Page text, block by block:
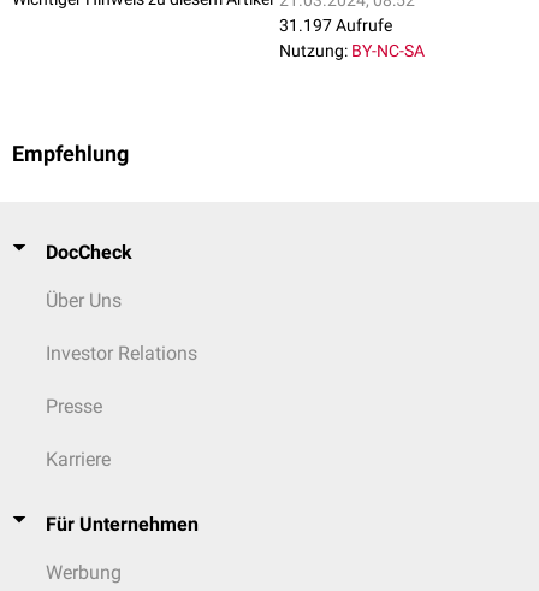
31.197 Aufrufe
Nutzung: BY-NC-SA
Empfehlung
DocCheck
Über Uns
Investor Relations
Presse
Karriere
Für Unternehmen
Werbung